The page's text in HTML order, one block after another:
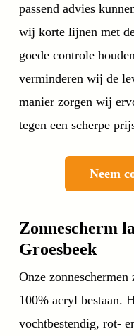
passend advies
wij korte lijnen met
goede controle
verminderen wij de
manier zorgen wij
tegen een scherpe
Neem
Zonnescherm
Groesbeek
Onze
100% acryl bestaan.
vochtbestendig, rot-